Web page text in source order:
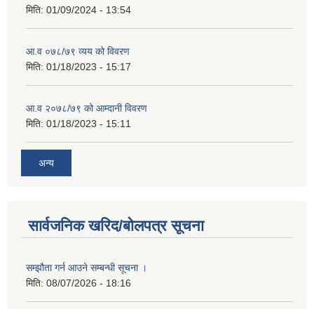
मिति: 01/09/2024 - 13:54
आ.व ०७८/७९ व्यय को विवरण
मिति: 01/18/2023 - 15:17
आ.व २०७८/७९ को आम्दानी विवरण
मिति: 01/18/2023 - 15:11
अन्य
सार्वजनिक खरिद/बोलपत्र सूचना
सम्झौता गर्न आउने सम्बन्धी सूचना ।
मिति: 08/07/2026 - 18:16